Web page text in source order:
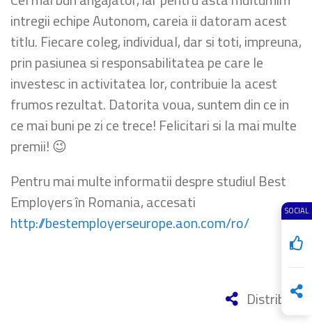
SOCIAL
intregii echipe Autonom, careia ii datoram acest
titlu. Fiecare coleg, individual, dar si toti, impreuna,
prin pasiunea si responsabilitatea pe care le
investesc in activitatea lor, contribuie la acest
frumos rezultat. Datorita voua, suntem din ce in
ce mai buni pe zi ce trece! Felicitari si la mai multe
premii! 😉
Pentru mai multe informatii despre studiul Best
Employers în Romania, accesati
http://bestemployerseurope.aon.com/ro/
Distribuie